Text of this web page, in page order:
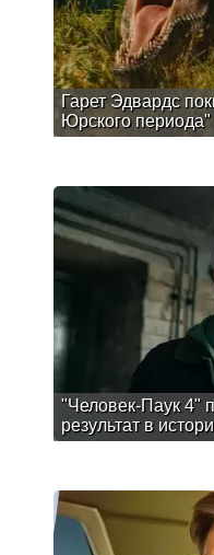
Гарет Эдвардс
Юрского периода"
"Человек-Паук 4"
результат в